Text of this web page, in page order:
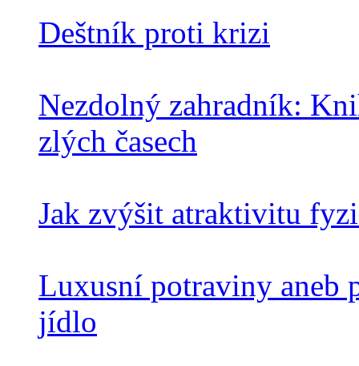
Deštník proti krizi
Nezdolný zahradník:
zlých časech
Jak zvýšit atraktivitu
Luxusní potraviny aneb
jídlo